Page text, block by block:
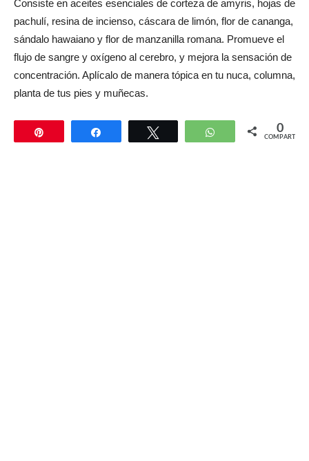
Consiste en aceites esenciales de corteza de amyris, hojas de
pachulí, resina de incienso, cáscara de limón, flor de cananga,
sándalo hawaiano y flor de manzanilla romana. Promueve el
flujo de sangre y oxígeno al cerebro, y mejora la sensación de
concentración. Aplícalo de manera tópica en tu nuca, columna,
planta de tus pies y muñecas.
Compartir WhatsApp 0
COMPARTIR